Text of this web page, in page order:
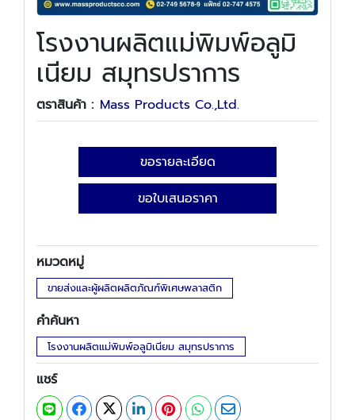
โรงงานผลิตแม่พิมพ์อลูมิ
เนียม สมุทรปราการ
ตราสินค้า : Mass Products Co.,Ltd.
ขอรายละเอียด
ขอใบเสนอราคา
หมวดหมู่
ขายส่งและผู้ผลิตผลิตภัณฑ์พิเศษพลาสติก
คำค้นหา
โรงงานผลิตแม่พิมพ์อลูมิเนียม สมุทรปราการ
แชร์